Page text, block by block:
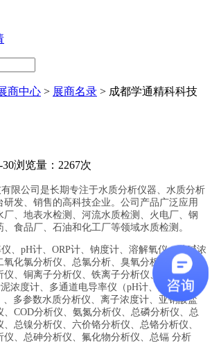
商中心 > 展商名录 > 成都学通精科科技
30浏览量：2267次
限公司是长期专注于水质分析仪器、水质分析
发、销售的高科技企业。公司产品广泛应用
、地表水检测、河流水质检测、火电厂、钢
食品厂、石油和化工厂等领域水质检测。
pH计、ORP计、钠度计、溶解氧仪、酸碱浓
化氯分析仪、总氯分析、臭氧分析仪、硅酸
、铜离子分析仪、铁离子分析仪、联氨分析
浓度计、多通道电导率仪（pH计、溶解氧仪、
、多参数水质分析仪、离子浓度计、亚销酸盐
COD分析仪、氨氮分析仪、总磷分析仪、总
总镍分析仪、六价铬分析仪、总铬分析仪、
仪、总砷分析仪、氟化物分析仪、总镉 分析